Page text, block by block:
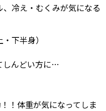
冷え・むくみが気になる
下半身）
しんどい方に…
！体重が気になってしま